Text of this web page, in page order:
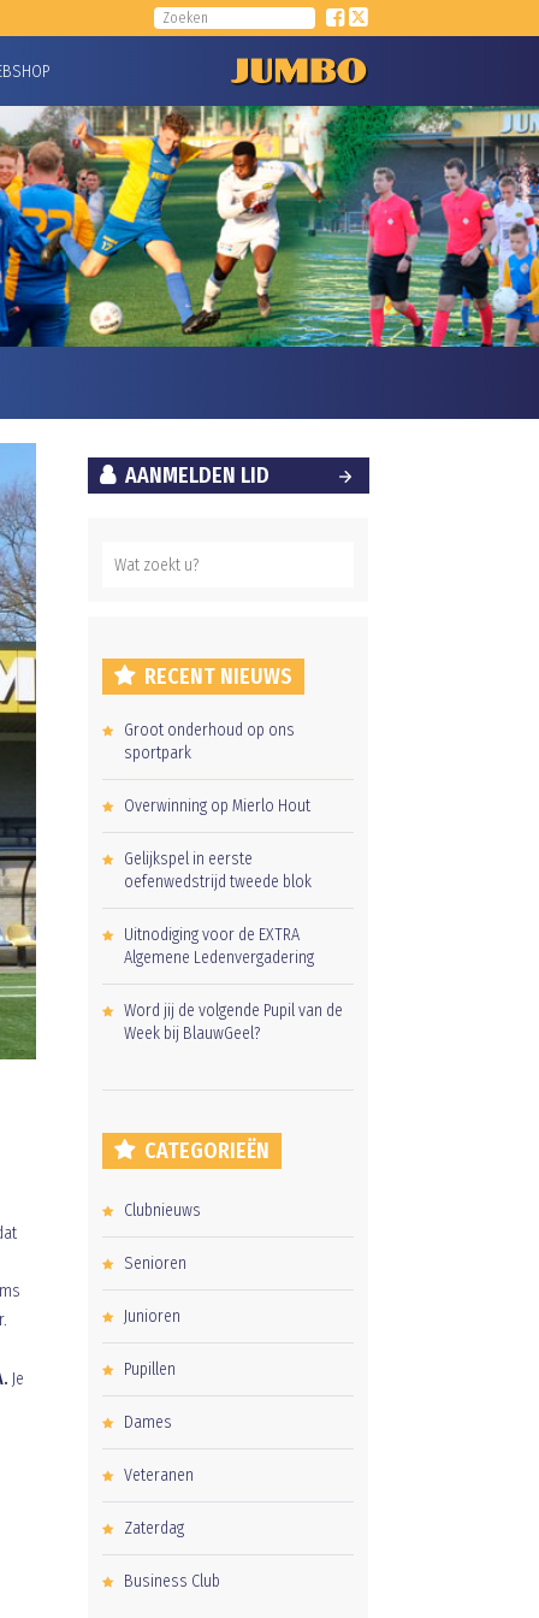
Je
AANMELDEN LID
RECENT NIEUWS
Groot onderhoud op ons
sportpark
Overwinning op Mierlo Hout
Gelijkspel in eerste
oefenwedstrijd tweede blok
Uitnodiging voor de EXTRA
Algemene Ledenvergadering
Word jij de volgende Pupil van de
Week bij BlauwGeel?
CATEGORIEËN
Clubnieuws
Senioren
Junioren
Pupillen
Dames
Veteranen
Zaterdag
Business Club